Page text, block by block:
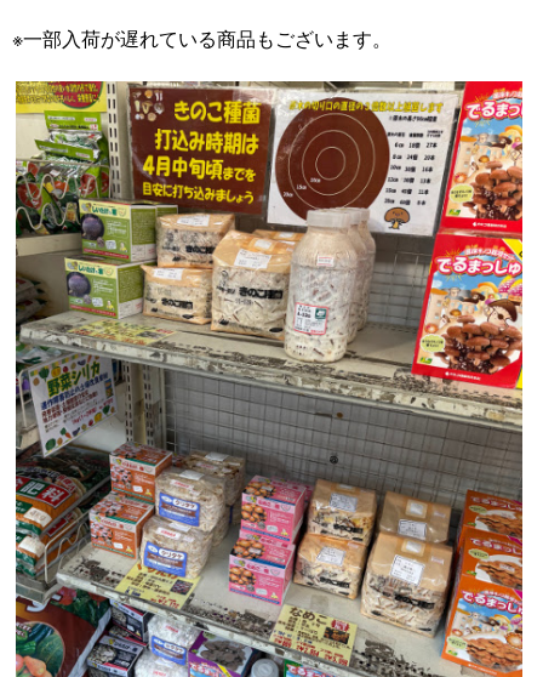
※一部入荷が遅れている商品もございます。